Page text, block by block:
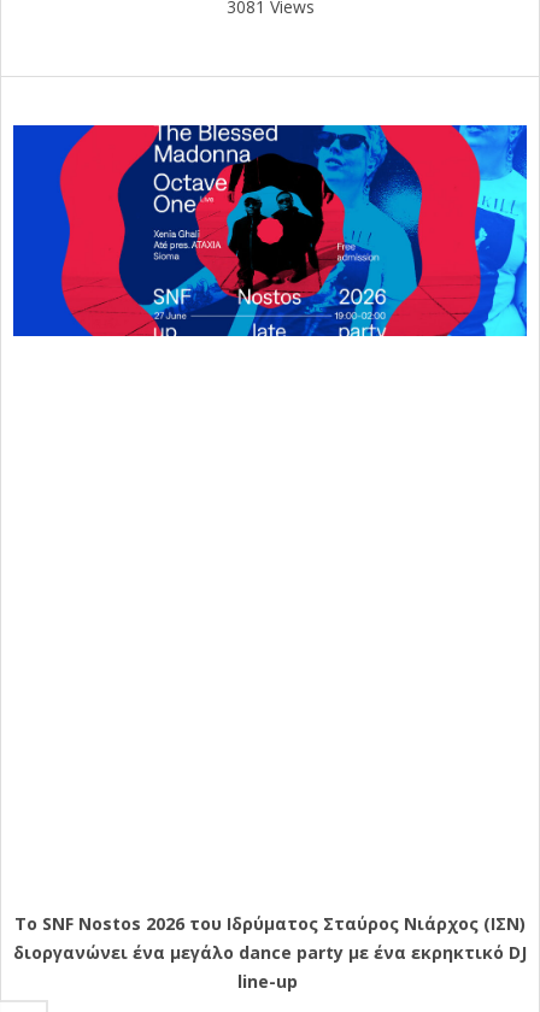
3081 Views
Το SNF Nostos 2026 τoυ Ιδρύματος Σταύρος Νιάρχος (ΙΣΝ)
διοργανώνει ένα μεγάλο dance party με ένα εκρηκτικό DJ
line-up